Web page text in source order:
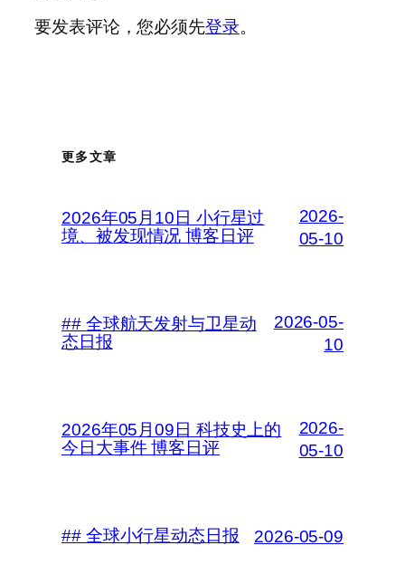
要发表评论，您必须先登录。
更多文章
2026年05月10日 小行星过
境、被发现情况 博客日评
2026-
05-10
## 全球航天发射与卫星动
态日报
2026-05-
10
2026年05月09日 科技史上的
今日大事件 博客日评
2026-
05-10
## 全球小行星动态日报 2026-05-09